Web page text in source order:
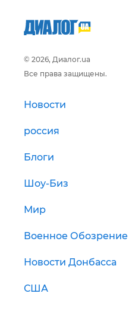
© 2026, Диалог.ua
Все права защищены.
Новости
россия
Блоги
Шоу-Биз
Мир
Военное Обозрение
Новости Донбасса
США